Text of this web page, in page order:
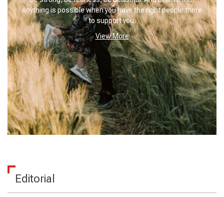
anything is possible when you have the right people there
to support you.
View More
Editorial